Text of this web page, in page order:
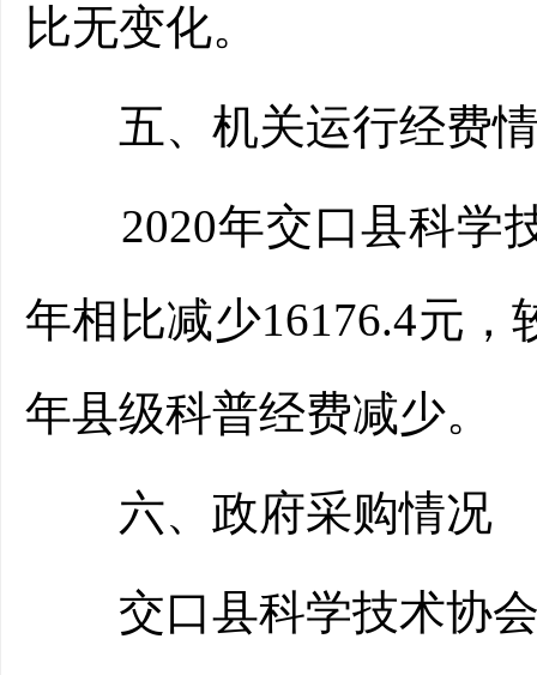
比无变化。
五、机关运行经费
2020年交口县科学技
年相比减少16176.4元，
年县级科普经费减少。
六、政府采购情况
交口县科学技术协会